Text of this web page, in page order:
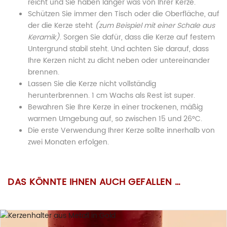
reicht und Sie haben länger was von Ihrer Kerze.
Schützen Sie immer den Tisch oder die Oberfläche, auf
der die Kerze steht (zum Beispiel mit einer Schale aus
Keramik). Sorgen Sie dafür, dass die Kerze auf festem
Untergrund stabil steht. Und achten Sie darauf, dass
Ihre Kerzen nicht zu dicht neben oder untereinander
brennen.
Lassen Sie die Kerze nicht vollständig
herunterbrennen. 1 cm Wachs als Rest ist super.
Bewahren Sie Ihre Kerze in einer trockenen, mäßig
warmen Umgebung auf, so zwischen 15 und 26°C.
Die erste Verwendung Ihrer Kerze sollte innerhalb von
zwei Monaten erfolgen.
Wachsart:
regionaler Bienenwachs, 25%
pflanzliches Stearin aus Europa
Farbe:
„Made in Germany“)
wollen oder nicht!), Sie auf die nachfolgenden
Osterkerze „Osterhasen-
Paar“ in Pastellflieder für
Nur angemeldete Kunden, die dieses Produkt gekauft haben,
dürfen eine Bewertung abgeben.
DAS KÖNNTE IHNEN AUCH GEFALLEN …